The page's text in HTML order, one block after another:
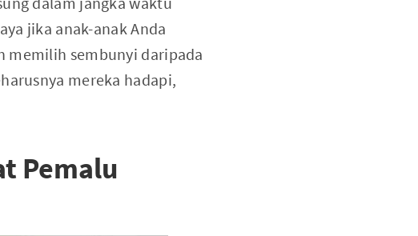
jika anak-anak Anda
memilih sembunyi daripada
mereka hadapi,
Pemalu